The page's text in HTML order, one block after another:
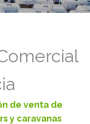
de venta de
y caravanas